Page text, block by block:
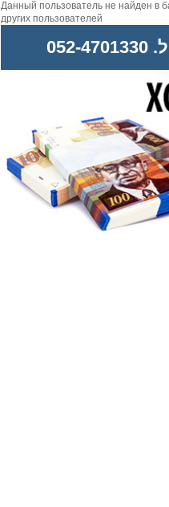
Данный пользователь не найден в
других пользователей